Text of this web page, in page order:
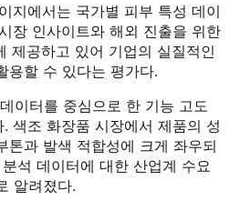
지에서는 국가별 피부 특성 데이
장 인사이트와 해외 진출을 위한
제공하고 있어 기업의 실질적인
용할 수 있다는 평가다.
이터를 중심으로 한 기능 고도
색조 화장품 시장에서 제품의 성
톤과 발색 적합성에 크게 좌우되
석 데이터에 대한 산업계 수요
알려졌다.